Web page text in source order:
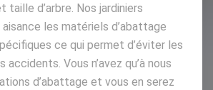
d’arbre. Nos jardiniers
les matériels d’abattage
ce qui permet d’éviter les
accidents. Vous n’avez qu’à nous
d’abattage et vous en serez